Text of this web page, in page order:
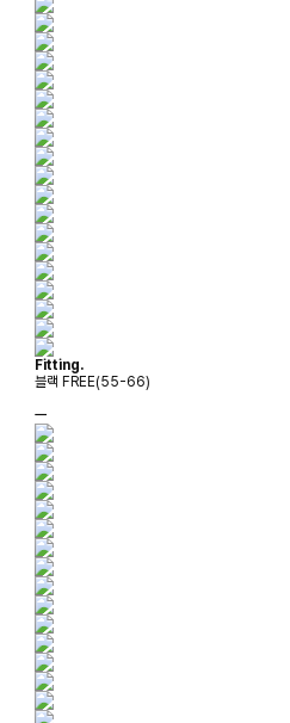
Fitting.
블랙 FREE(55-66)
ㅡ